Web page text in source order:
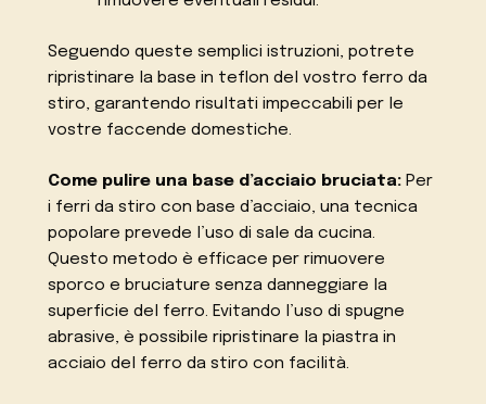
Seguendo queste semplici istruzioni, potrete
ripristinare la base in teflon del vostro ferro da
stiro, garantendo risultati impeccabili per le
vostre faccende domestiche.
Come pulire una base d’acciaio bruciata: Per
i ferri da stiro con base d’acciaio, una tecnica
popolare prevede l’uso di sale da cucina.
Questo metodo è efficace per rimuovere
sporco e bruciature senza danneggiare la
superficie del ferro. Evitando l’uso di spugne
abrasive, è possibile ripristinare la piastra in
acciaio del ferro da stiro con facilità.